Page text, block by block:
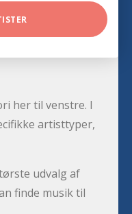
her til venstre. I
artisttyper,
udvalg af
finde musik til